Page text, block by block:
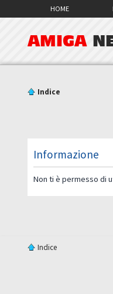
HOME
AMIGA
Indice
Informazione
Non ti è permesso di
Indice